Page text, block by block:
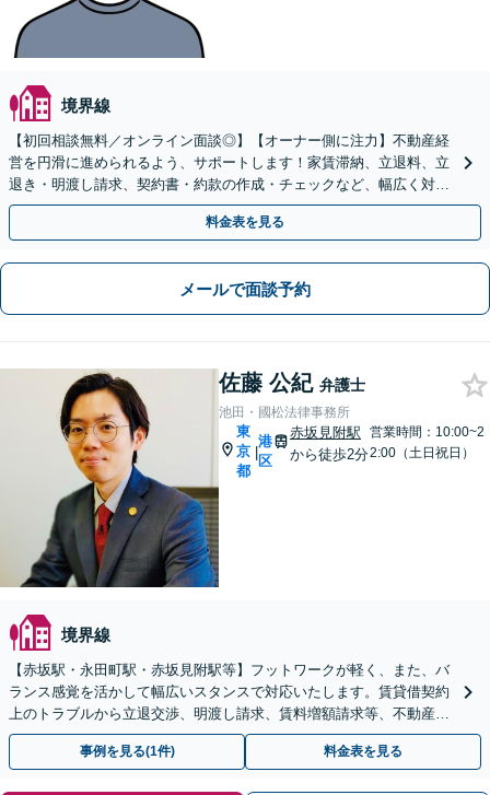
境界線
【初回相談無料／オンライン面談◎】【オーナー側に注力】不動産経
営を円滑に進められるよう、サポートします！家賃滞納、立退料、立
退き・明渡し請求、契約書・約款の作成・チェックなど、幅広く対
応。オーナー・管理会社の顧問もご相談を！【狛江駅4分】
料金表を見る
メールで面談予約
佐藤 公紀 弁護士
池田・國松法律事務所
東
京
都
|
港
区
赤坂見附駅
から徒歩2分
営業時間：10:00~2
2:00（土日祝日）
境界線
【赤坂駅・永田町駅・赤坂見附駅等】フットワークが軽く、また、バ
ランス感覚を活かして幅広いスタンスで対応いたします。賃貸借契約
上のトラブルから立退交渉、明渡し請求、賃料増額請求等、不動産に
関する法的問題に幅広く対応いたします。
事例を見る(1件) 料金表を見る